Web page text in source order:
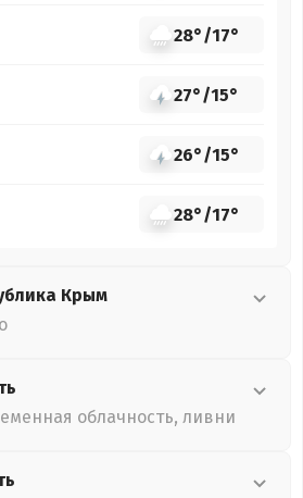
28°/17°
27°/15°
26°/15°
28°/17°
Крым
облачность, ливни